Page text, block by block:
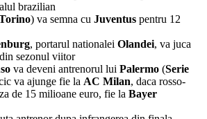
brazilian
) va semna cu Juventus pentru 12
, portarul nationalei Olandei, va juca
din sezonul viitor
va deveni antrenorul lui Palermo (Serie
va ajunge fie la AC Milan, daca rosso-
de 15 milioane euro, fie la Bayer